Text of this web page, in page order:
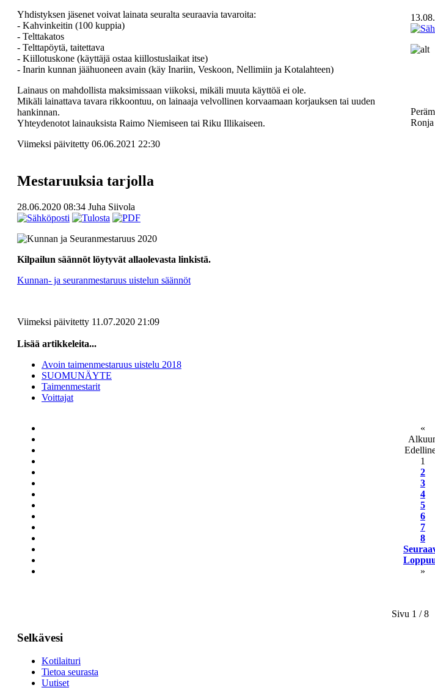
Yhdistyksen jäsenet voivat lainata seuralta seuraavia tavaroita:
- Kahvinkeitin (100 kuppia)
- Telttakatos
- Telttapöytä, taitettava
- Kiillotuskone (käyttäjä ostaa kiillostuslaikat itse)
- Inarin kunnan jäähuoneen avain (käy Inariin, Veskoon, Nellimiin ja Kotalahteen)
Lainaus on mahdollista maksimissaan viikoksi, mikäli muuta käyttöä ei ole.
Mikäli lainattava tavara rikkoontuu, on lainaaja velvollinen korvaamaan korjauksen tai uuden
hankinnan.
Yhteydenotot lainauksista Raimo Niemiseen tai Riku Illikaiseen.
Viimeksi päivitetty 06.06.2021 22:30
Mestaruuksia tarjolla
28.06.2020 08:34 Juha Siivola
Kilpailun säännöt löytyvät allaolevasta linkistä.
Kunnan- ja seuranmestaruus uistelun säännöt
Viimeksi päivitetty 11.07.2020 21:09
Lisää artikkeleita...
Avoin taimenmestaruus uistelu 2018
SUOMUNÄYTE
Taimenmestarit
Voittajat
«
1
2
3
4
5
6
7
8
»
Sivu 1 / 8
Selkävesi
Kotilaituri
Tietoa seurasta
Uutiset